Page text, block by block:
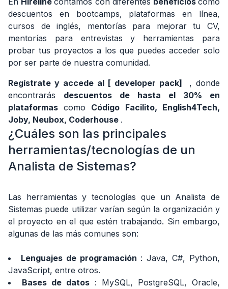
descuentos en bootcamps, plataformas en línea,
cursos de inglés, mentorías para mejorar tu CV,
mentorías para entrevistas y herramientas para
probar tus proyectos a los que puedes acceder solo
por ser parte de nuestra comunidad.
Regístrate y accede al [ developer pack] , donde
encontrarás descuentos de hasta el 30% en
plataformas como Código Facilito, English4Tech,
Joby, Neubox, Coderhouse .
¿Cuáles son las principales
herramientas/tecnologías de un
Analista de Sistemas?
Las herramientas y tecnologías que un Analista de
Sistemas puede utilizar varían según la organización y
el proyecto en el que estén trabajando. Sin embargo,
algunas de las más comunes son:
Lenguajes de programación : Java, C#, Python,
JavaScript, entre otros.
Bases de datos : MySQL, PostgreSQL, Oracle,